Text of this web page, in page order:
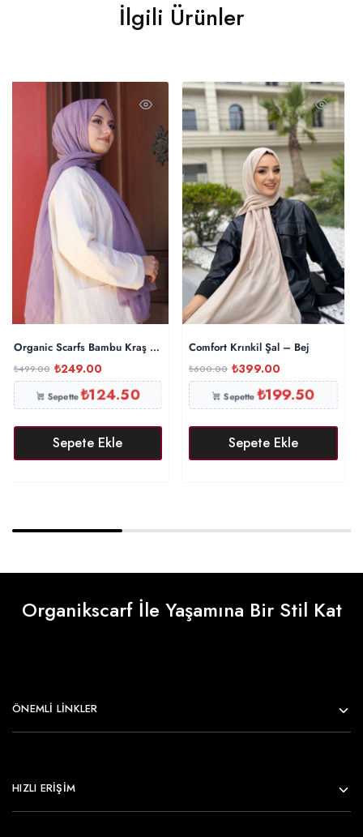
İlgili Ürünler
Organic Scarfs Bambu Kraş Şal Modeli – Eflatun
₺499.00 ₺249.00
Sepette₺124.50
Sepete Ekle
Comfort Krınkil Şal – Bej
₺600.00 ₺399.00
Sepette₺199.50
Sepete Ekle
Organikscarf İle Yaşamına Bir Stil Kat
ÖNEMLI LINKLER
HIZLI ERİŞİM